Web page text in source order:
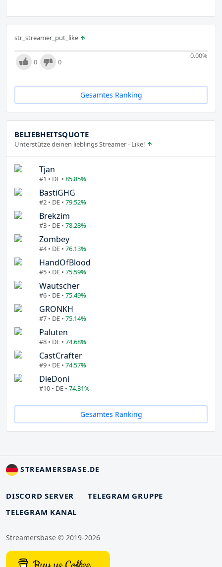
str_streamer_put_like
0.00%
0 0
Gesamtes Ranking
BELIEBHEITSQUOTE
Unterstütze deinen lieblings Streamer - Like!
Tjan
#1 • DE • 85.85%
BastiGHG
#2 • DE • 79.52%
Brekzim
#3 • DE • 78.28%
Zombey
#4 • DE • 76.13%
HandOfBlood
#5 • DE • 75.59%
Wautscher
#6 • DE • 75.49%
GRONKH
#7 • DE • 75.14%
Paluten
#8 • DE • 74.68%
CastCrafter
#9 • DE • 74.57%
DieDoni
#10 • DE • 74.31%
Gesamtes Ranking
STREAMERSBASE.DE
DISCORD SERVER
TELEGRAM GRUPPE
TELEGRAM KANAL
Streamersbase © 2019-2026